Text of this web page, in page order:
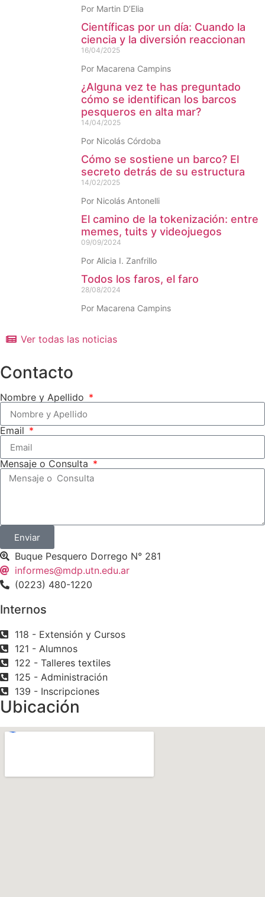
Por Martin D’Elia
Científicas por un día: Cuando la
ciencia y la diversión reaccionan
16/04/2025
Por Macarena Campins
¿Alguna vez te has preguntado
cómo se identifican los barcos
pesqueros en alta mar?
14/04/2025
Por Nicolás Córdoba
Cómo se sostiene un barco? El
secreto detrás de su estructura
14/02/2025
Por Nicolás Antonelli
El camino de la tokenización: entre
memes, tuits y videojuegos
09/09/2024
Por Alicia I. Zanfrillo
Todos los faros, el faro
28/08/2024
Por Macarena Campins
Ver todas las noticias
Contacto
Nombre y Apellido
Email
Mensaje o Consulta
Enviar
Buque Pesquero Dorrego N° 281
informes@mdp.utn.edu.ar
(0223) 480-1220
Internos
118 - Extensión y Cursos
121 - Alumnos
122 - Talleres textiles
125 - Administración
139 - Inscripciones
Ubicación